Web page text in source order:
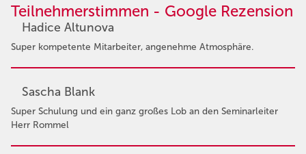
Teilnehmerstimmen - Google Rezension
Hadice Altunova
Super kompetente Mitarbeiter, angenehme Atmosphäre.
Sascha Blank
Super Schulung und ein ganz großes Lob an den Seminarleiter
Herr Rommel